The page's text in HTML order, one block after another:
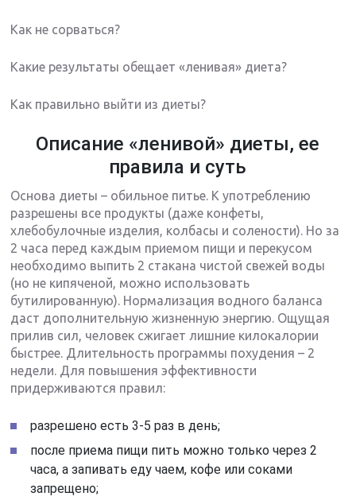
Как не сорваться?
Какие результаты обещает «ленивая» диета?
Как правильно выйти из диеты?
Описание «ленивой» диеты, ее
правила и суть
Основа диеты – обильное питье. К употреблению
разрешены все продукты (даже конфеты,
хлебобулочные изделия, колбасы и солености). Но за
2 часа перед каждым приемом пищи и перекусом
необходимо выпить 2 стакана чистой свежей воды
(но не кипяченой, можно использовать
бутилированную). Нормализация водного баланса
даст дополнительную жизненную энергию. Ощущая
прилив сил, человек сжигает лишние килокалории
быстрее. Длительность программы похудения – 2
недели. Для повышения эффективности
придерживаются правил:
разрешено есть 3-5 раз в день;
после приема пищи пить можно только через 2
часа, а запивать еду чаем, кофе или соками
запрещено;